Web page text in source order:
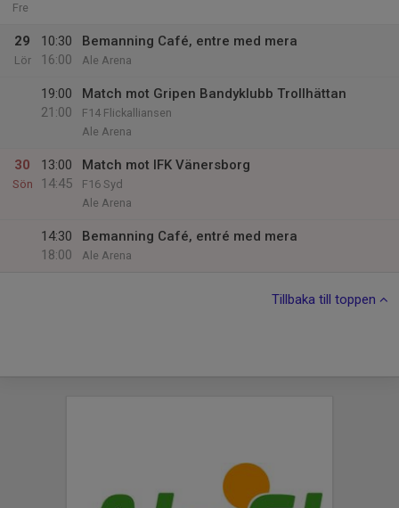
Fre
29
Lör
10:30
16:00
Bemanning Café, entre med mera
Ale Arena
19:00
21:00
Match mot Gripen Bandyklubb Trollhättan
F14 Flickalliansen
Ale Arena
30
Sön
13:00
14:45
Match mot IFK Vänersborg
F16 Syd
Ale Arena
14:30
18:00
Bemanning Café, entré med mera
Ale Arena
Tillbaka till toppen